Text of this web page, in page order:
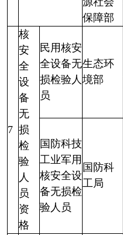
保障部
7
核
安
全
设
备
无
损
检
验
人
员
资
格
民用核安
全设备无
损检验人
员
生态环
境部
国防科技
工业军用
核安全设
备无损检
验人员
国防科
工局